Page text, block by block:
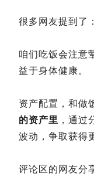
很多网友提到了：
咱们吃饭会注意
益于身体健康。
资产配置，和做
的资产里 ，通过
波动，争取获得
评论区的网友分